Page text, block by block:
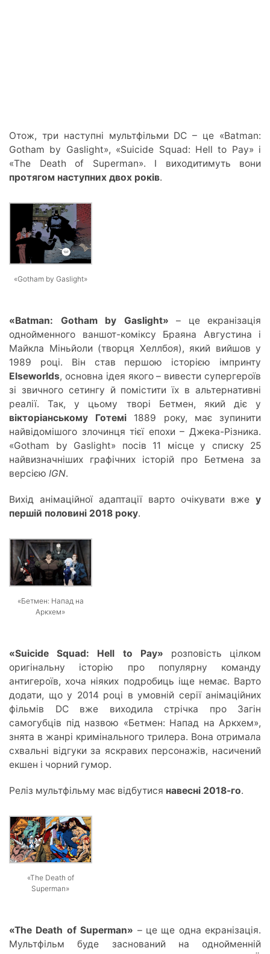
Отож, три наступні мультфільми DC – це «Batman:
Gotham by Gaslight», «Suicide Squad: Hell to Pay» і
«The Death of Superman». І виходитимуть вони
протягом наступних двох років.
«Gotham by Gaslight»
«Batman: Gotham by Gaslight» – це екранізація
однойменного ваншот-коміксу Браяна Августина і
Майкла Міньйоли (творця Хеллбоя), який вийшов у
1989 році. Він став першою історією імпринту
Elseworlds, основна ідея якого – вивести супергероїв
зі звичного сетингу й помістити їх в альтернативні
реалії. Так, у цьому творі Бетмен, який діє у
вікторіанському Готемі 1889 року, має зупинити
найвідомішого злочинця тієї епохи – Джека-Різника.
«Gotham by Gaslight» посів 11 місце у списку 25
найвизначніших графічних історій про Бетмена за
версією IGN.
Вихід анімаційної адаптації варто очікувати вже у
першій половині 2018 року.
«Бетмен: Напад на
Аркхем»
«Suicide Squad: Hell to Pay» розповість цілком
оригінальну історію про популярну команду
антигероїв, хоча ніяких подробиць іще немає. Варто
додати, що у 2014 році в умовній серії анімаційних
фільмів DC вже виходила стрічка про Загін
самогубців під назвою «Бетмен: Напад на Аркхем»,
знята в жанрі кримінального трилера. Вона отримала
схвальні відгуки за яскравих персонажів, насичений
екшен і чорний гумор.
Реліз мультфільму має відбутися навесні 2018-го.
«The Death of
Superman»
«The Death of Superman» – це ще одна екранізація.
Мультфільм буде заснований на однойменній